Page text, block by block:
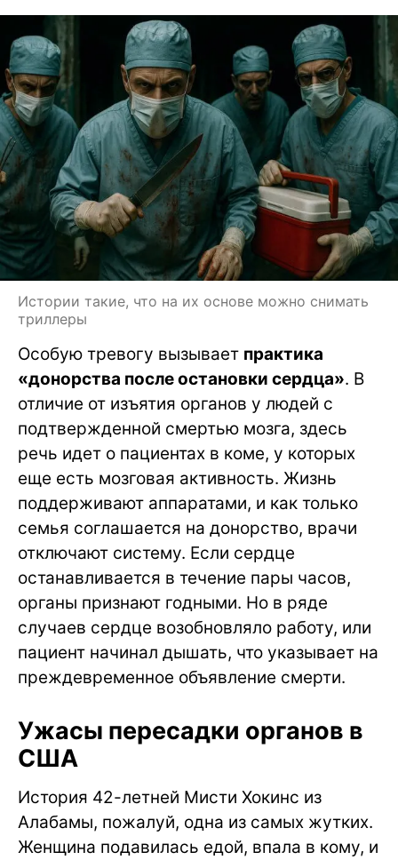
Истории такие, что на их основе можно снимать
триллеры
Особую тревогу вызывает практика
«донорства после остановки сердца». В
отличие от изъятия органов у людей с
подтвержденной смертью мозга, здесь
речь идет о пациентах в коме, у которых
еще есть мозговая активность. Жизнь
поддерживают аппаратами, и как только
семья соглашается на донорство, врачи
отключают систему. Если сердце
останавливается в течение пары часов,
органы признают годными. Но в ряде
случаев сердце возобновляло работу, или
пациент начинал дышать, что указывает на
преждевременное объявление смерти.
Ужасы пересадки органов в
США
История 42-летней Мисти Хокинс из
Алабамы, пожалуй, одна из самых жутких.
Женщина подавилась едой, впала в кому, и